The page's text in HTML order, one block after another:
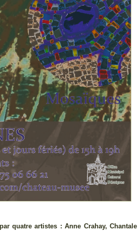
quatre artistes : Anne Crahay, Chantale